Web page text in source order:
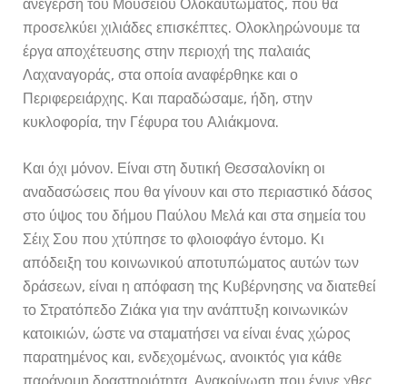
ανέγερση του Μουσείου Ολοκαυτώματος, που θα
προσελκύει χιλιάδες επισκέπτες. Ολοκληρώνουμε τα
έργα αποχέτευσης στην περιοχή της παλαιάς
Λαχαναγοράς, στα οποία αναφέρθηκε και ο
Περιφερειάρχης. Και παραδώσαμε, ήδη, στην
κυκλοφορία, την Γέφυρα του Αλιάκμονα.
Και όχι μόνον. Είναι στη δυτική Θεσσαλονίκη οι
αναδασώσεις που θα γίνουν και στο περιαστικό δάσος
στο ύψος του δήμου Παύλου Μελά και στα σημεία του
Σέιχ Σου που χτύπησε το φλοιοφάγο έντομο. Κι
απόδειξη του κοινωνικού αποτυπώματος αυτών των
δράσεων, είναι η απόφαση της Κυβέρνησης να διατεθεί
το Στρατόπεδο Ζιάκα για την ανάπτυξη κοινωνικών
κατοικιών, ώστε να σταματήσει να είναι ένας χώρος
παρατημένος και, ενδεχομένως, ανοικτός για κάθε